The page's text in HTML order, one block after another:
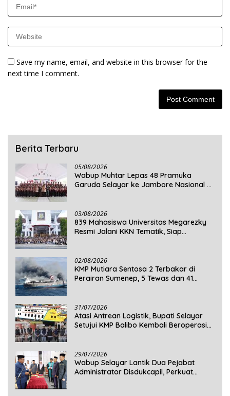
Save my name, email, and website in this browser for the
next time I comment.
Berita Terbaru
05/08/2026
Wabup Muhtar Lepas 48 Pramuka
Garuda Selayar ke Jambore Nasional XII
03/08/2026
839 Mahasiswa Universitas Megarezky
Resmi Jalani KKN Tematik, Siap
02/08/2026
KMP Mutiara Sentosa 2 Terbakar di
Perairan Sumenep, 5 Tewas dan 41
31/07/2026
Atasi Antrean Logistik, Bupati Selayar
Setujui KMP Balibo Kembali Beroperasi
29/07/2026
Wabup Selayar Lantik Dua Pejabat
Administrator Disdukcapil, Perkuat